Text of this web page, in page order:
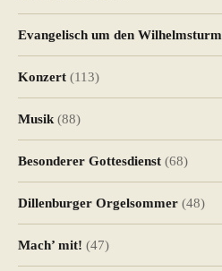
Evangelisch um den Wilhelmsturm
Konzert (113)
Musik (88)
Besonderer Gottesdienst (68)
Dillenburger Orgelsommer (48)
Mach’ mit! (47)